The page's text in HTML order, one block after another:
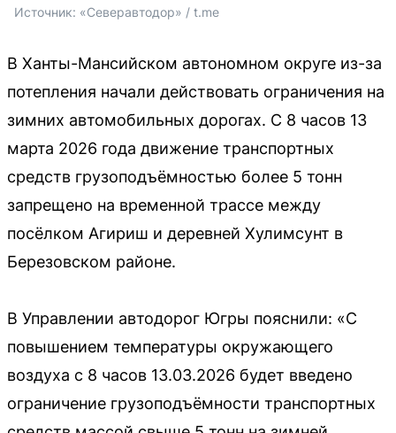
Источник: «Северавтодор» / t.me
В Ханты-Мансийском автономном округе из-за
потепления начали действовать ограничения на
зимних автомобильных дорогах. С 8 часов 13
марта 2026 года движение транспортных
средств грузоподъёмностью более 5 тонн
запрещено на временной трассе между
посёлком Агириш и деревней Хулимсунт в
Березовском районе.
В Управлении автодорог Югры пояснили: «С
повышением температуры окружающего
воздуха с 8 часов 13.03.2026 будет введено
ограничение грузоподъёмности транспортных